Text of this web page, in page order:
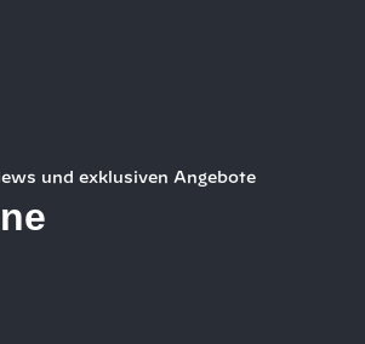
und exklusiven Angebote